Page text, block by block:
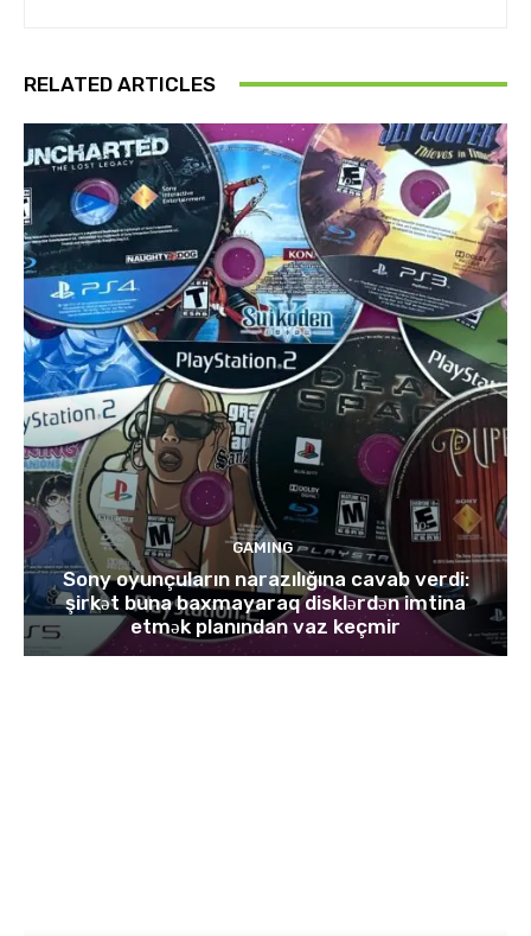
RELATED ARTICLES
GAMING
Sony oyunçuların narazılığına cavab verdi:
şirkət buna baxmayaraq disklərdən imtina
etmək planından vaz keçmir